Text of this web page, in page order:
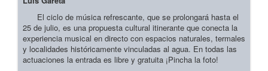
El ciclo de música refrescante, que se prolongará hasta el
25 de julio, es una propuesta cultural itinerante que conecta la
experiencia musical en directo con espacios naturales, termales
y localidades históricamente vinculadas al agua. En todas las
actuaciones la entrada es libre y gratuita ¡Pincha la foto!